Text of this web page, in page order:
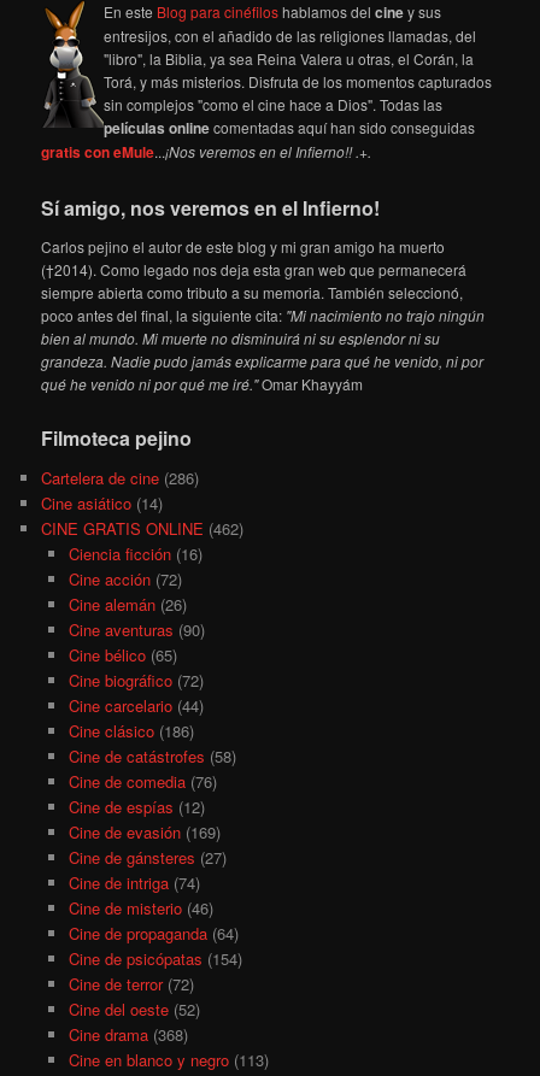
En este Blog para cinéfiloshablamos delciney sus
entresijos, con el añadido de las religiones llamadas, del
"libro", la Biblia, ya sea Reina Valera u otras, el Corán, la
Torá, y más misterios. Disfruta de los momentos capturados
sin complejos "como el cine hace a Dios". Todas las
películas onlinecomentadas aquí han sido conseguidas
gratis con eMule...¡Nos veremos en el Infierno!! .+.
Sí amigo, nos veremos en el Infierno!
Carlos pejino el autor de este blog y mi gran amigo ha muerto
(†2014). Como legado nos deja esta gran web que permanecerá
siempre abierta como tributo a su memoria. También seleccionó,
poco antes del final, la siguiente cita: "Mi nacimiento no trajo ningún
bien al mundo. Mi muerte no disminuirá ni su esplendor ni su
grandeza. Nadie pudo jamás explicarme para qué he venido, ni por
qué he venido ni por qué me iré."Omar Khayyám
Filmoteca pejino
Cartelera de cine (286)
Cine asiático (14)
CINE GRATIS ONLINE (462)
Ciencia ficción(16)
Cine acción(72)
Cine alemán(26)
Cine aventuras (90)
Cine bélico(65)
Cine biográfico(72)
Cine carcelario(44)
Cine clásico(186)
Cine de catástrofes (58)
Cine de comedia(76)
Cine de espías (12)
Cine de evasión(169)
Cine de gánsteres (27)
Cine de intriga(74)
Cine de misterio(46)
Cine de propaganda(64)
Cine de psicópatas (154)
Cine de terror(72)
Cine del oeste(52)
Cine drama(368)
Cine en blanco y negro(113)